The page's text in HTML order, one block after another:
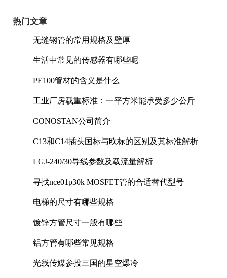
热门文章
无缝钢管的常用规格及壁厚
生活中常见的传感器有哪些呢
PE100管材的含义是什么
工业厂房载重标准：一平方米能承受多少公斤
CONOSTAN公司简介
C13和C14插头国标与欧标的区别及其标准解析
LGJ-240/30导线参数及载流量解析
寻找nce01p30k MOSFET管的合适替代型号
电梯的尺寸有哪些规格
镀锌方管尺寸一般有哪些
铝方管有哪些常见规格
光线传媒参投三国的星空爆冷